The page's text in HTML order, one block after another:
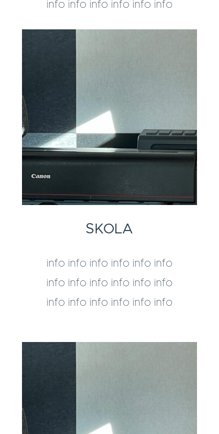
info info info info info info
SKOLA
info info info info info info
info info info info info info
info info info info info info